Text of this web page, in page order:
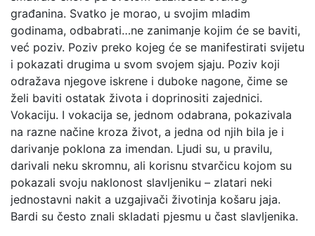
građanina. Svatko je morao, u svojim mladim
godinama, odbabrati…ne zanimanje kojim će se baviti,
već poziv. Poziv preko kojeg će se manifestirati svijetu
i pokazati drugima u svom svojem sjaju. Poziv koji
odražava njegove iskrene i duboke nagone, čime se
želi baviti ostatak života i doprinositi zajednici.
Vokaciju. I vokacija se, jednom odabrana, pokazivala
na razne načine kroza život, a jedna od njih bila je i
darivanje poklona za imendan. Ljudi su, u pravilu,
darivali neku skromnu, ali korisnu stvarčicu kojom su
pokazali svoju naklonost slavljeniku – zlatari neki
jednostavni nakit a uzgajivači životinja košaru jaja.
Bardi su često znali skladati pjesmu u čast slavljenika.